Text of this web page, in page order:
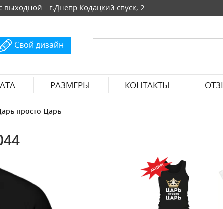
выходной г.Днепр Кодацкий спуск, 2
Свой дизайн
РАЗМЕРЫ КОНТАКТЫ
просто Царь